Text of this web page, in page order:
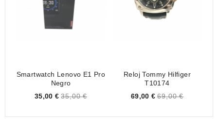
Smartwatch Lenovo E1 Pro
Negro
Price
35,00 € 35,00 €
Reloj Tommy Hilfiger
T10174
Price
69,00 € 69,00 €